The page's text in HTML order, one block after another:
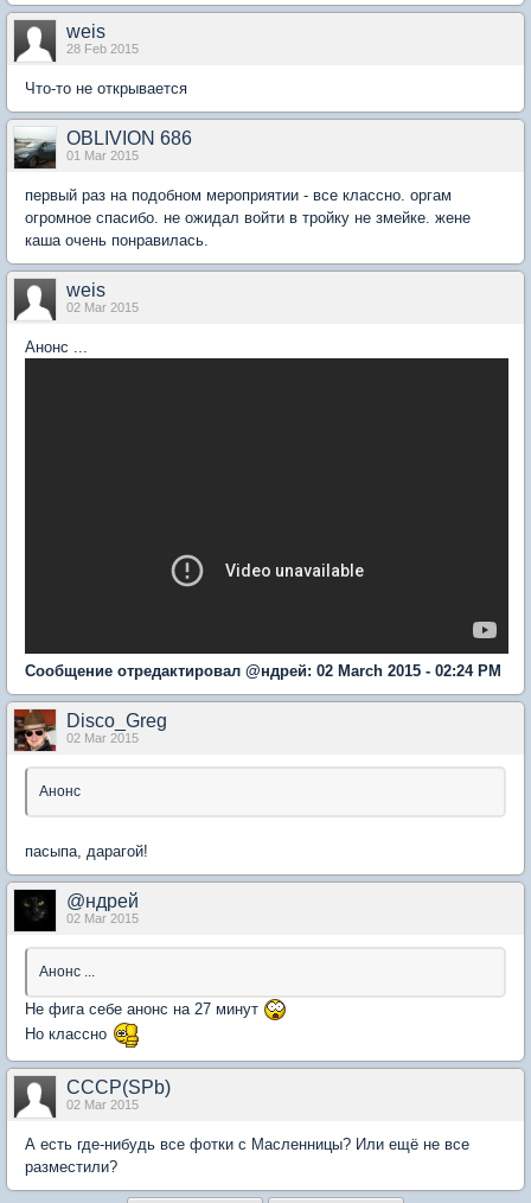
weis
28 Feb 2015
Что-то не открывается
OBLIVION 686
01 Mar 2015
первый раз на подобном мероприятии - все классно. оргам
огромное спасибо. не ожидал войти в тройку не змейке. жене
каша очень понравилась.
weis
02 Mar 2015
Анонс ...
Сообщение отредактировал @ндрей: 02 March 2015 - 02:24 PM
Disco_Greg
02 Mar 2015
Анонс
пасыпа, дарагой!
@ндрей
02 Mar 2015
Анонс ...
Не фига себе анонс на 27 минут
Но классно
CCCP(SPb)
02 Mar 2015
А есть где-нибудь все фотки с Масленницы? Или ещё не все
разместили?